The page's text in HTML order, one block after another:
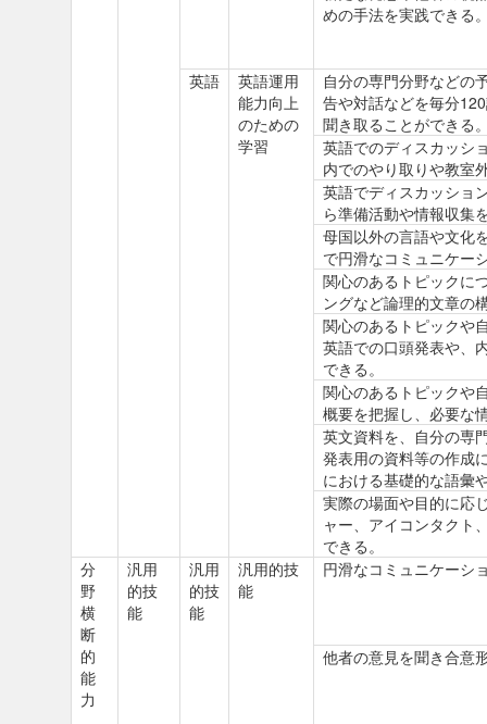
めの手法を実践できる
英語
英語運用
能力向上
のための
学習
自分の専門分野などの
告や対話などを毎分
聞き取ることができる
英語でのディスカッシ
内でのやり取りや教室
英語でディスカッショ
ら準備活動や情報収集
母国以外の言語や文化
で円滑なコミュニケー
関心のあるトピックに
ングなど論理的文章の
関心のあるトピックや
英語での口頭発表や、
できる。
関心のあるトピックや
概要を把握し、必要な
英文資料を、自分の専
発表用の資料等の作成
における基礎的な語彙
実際の場面や目的に応
ャー、アイコンタクト
できる。
分
野
横
断
的
能
力
汎用
的技
能
汎用
的技
能
汎用的技
能
円滑なコミュニケーシ
他者の意見を聞き合意